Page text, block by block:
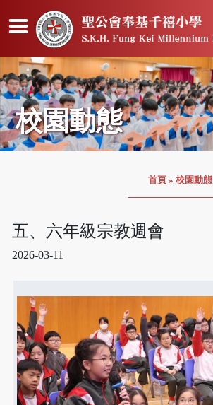
校園動態
首頁 » 校園動態
五、六年級宗教週會
2026-03-11